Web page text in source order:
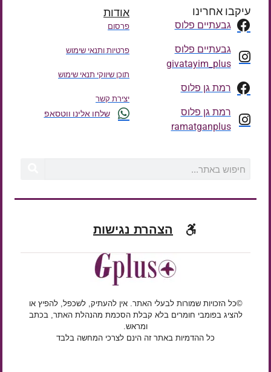
עיקבו אחרינו
גבעתיים פלוס
גבעתיים פלוס
givatayim_plus
רמת גן פלוס
רמת גן פלוס
ramatganplus
אודות
פרסום
פרטיות ותנאי שימוש
תוכן שיווקי תנאי שימוש
יצירת קשר
שלחו אלינו ווטסאפ
הצהרת נגישות
©כל הזכויות שמורות לבעלי האתר. אין להעתיק, לשכפל, להפיץ או
להציג בפומבי חומרים בלא קבלת הסכמת מהנהלת האתר, בכתב
ומראש.
כל ההדמיות באתר זה הינם לצרכי המחשה בלבד